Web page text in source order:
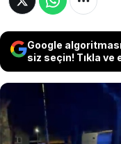
Google
siz seçin! Tıkla ve